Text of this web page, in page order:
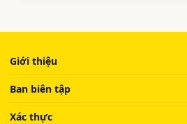
Giới thiệu
Ban biên tập
Xác thực